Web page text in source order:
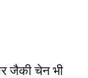
जैकी चेन भी